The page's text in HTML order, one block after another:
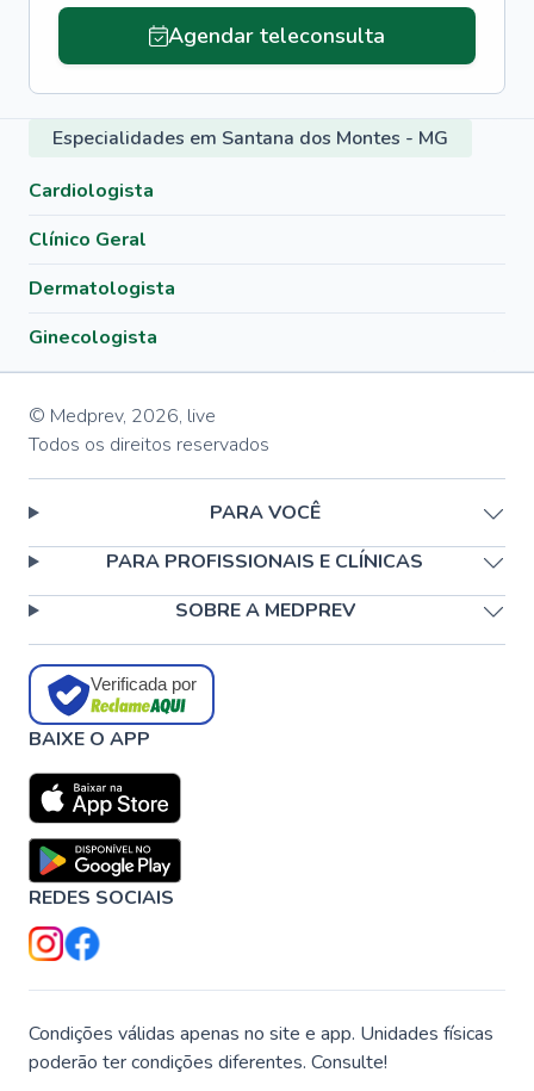
Agendar teleconsulta
Especialidades em Santana dos Montes - MG
Cardiologista
Clínico Geral
Dermatologista
Ginecologista
© Medprev, 2026, live
Todos os direitos reservados
PARA VOCÊ
PARA PROFISSIONAIS E CLÍNICAS
SOBRE A MEDPREV
Verificada por
BAIXE O APP
REDES SOCIAIS
Condições válidas apenas no site e app. Unidades físicas
poderão ter condições diferentes. Consulte!